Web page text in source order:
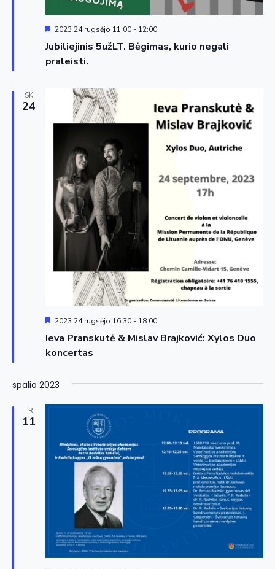
Jubiliejinis 5užLT. Bėgimas, kurio negali
praleisti.
Siūloma
2023 24 rugsėjo 11:00- 12:00
SK
24
Ieva Pranskutė & Mislav Brajković: Xylos Duo
koncertas
Siūloma
2023 24 rugsėjo 16:30- 18:00
spalio 2023
TR
11